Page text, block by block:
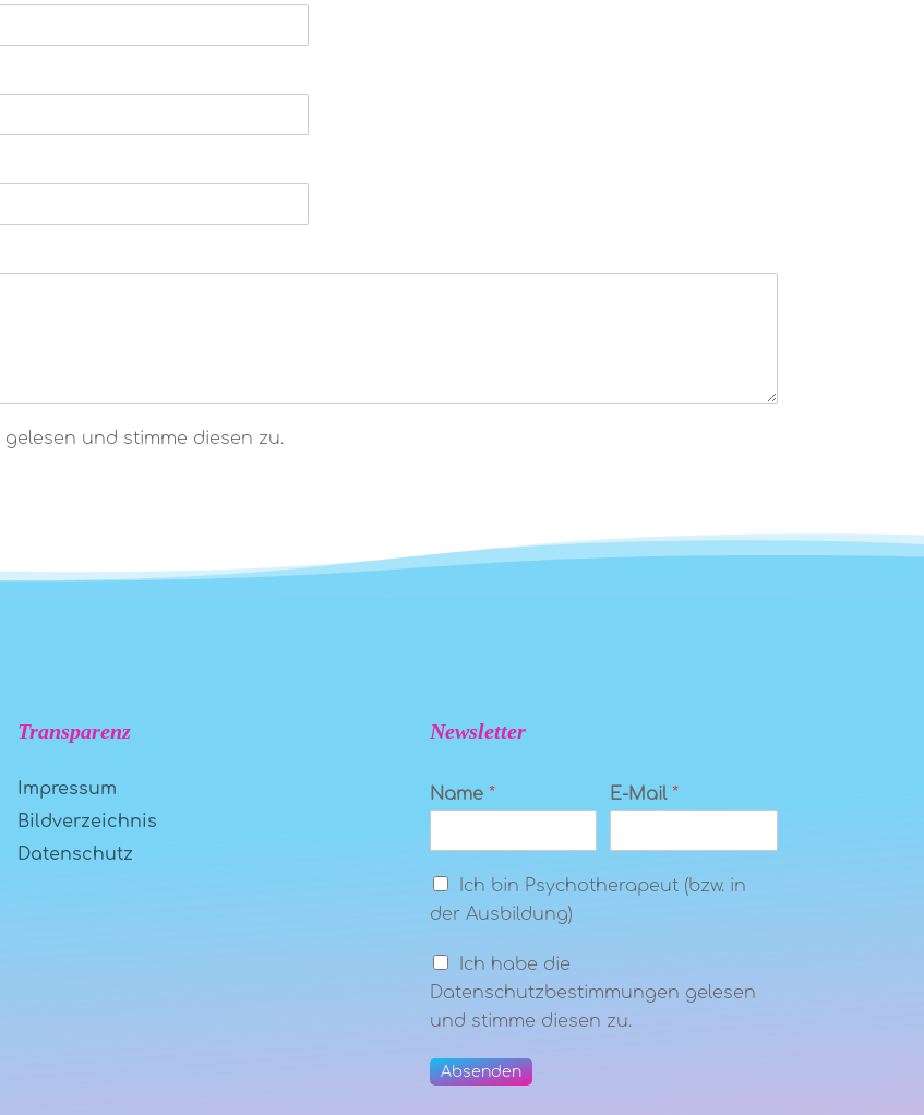
gelesen und stimme diesen zu.
Transparenz
Impressum
Bildverzeichnis
Datenschutz
Newsletter
Name * E-Mail*
Ich bin Psychotherapeut (bzw. in
der Ausbildung)
Ich habe die
Datenschutzbestimmungen gelesen
und stimme diesen zu.
Absenden